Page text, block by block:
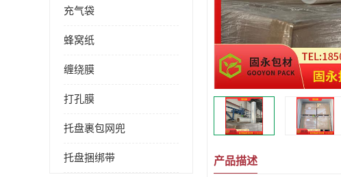
充气袋
蜂窝纸
缠绕膜
打孔膜
托盘裹包网兜
托盘捆绑带 产品描述